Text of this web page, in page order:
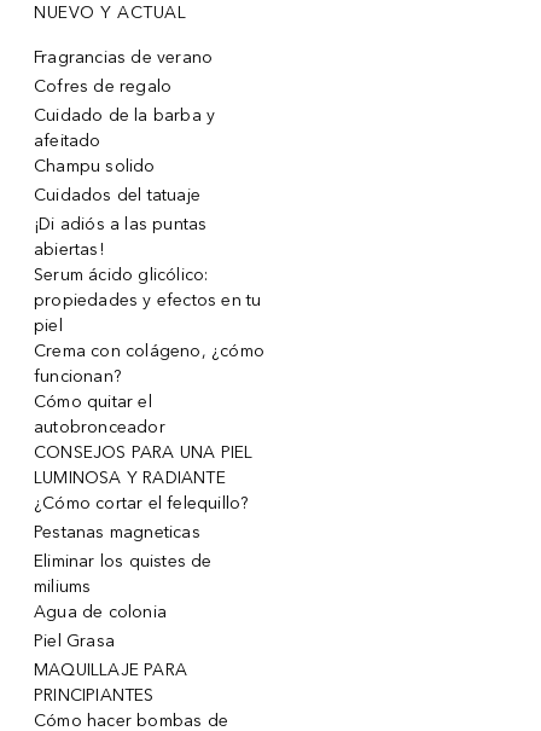
NUEVO Y ACTUAL
Fragrancias de verano
Cofres de regalo
Cuidado de la barba y
afeitado
Champu solido
Cuidados del tatuaje
¡Di adiós a las puntas
abiertas!
Serum ácido glicólico:
propiedades y efectos en tu
piel
Crema con colágeno, ¿cómo
funcionan?
Cómo quitar el
autobronceador
CONSEJOS PARA UNA PIEL
LUMINOSA Y RADIANTE
¿Cómo cortar el felequillo?
Pestanas magneticas
Eliminar los quistes de
miliums
Agua de colonia
Piel Grasa
MAQUILLAJE PARA
PRINCIPIANTES
Cómo hacer bombas de